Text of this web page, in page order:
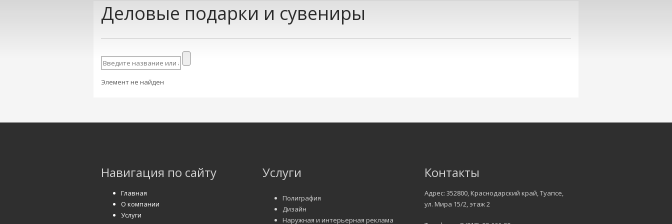
Деловые подарки и сувениры
Элемент не найден
Навигация по сайту
Главная
О компании
Услуги
Услуги
Полиграфия
Дизайн
Наружная и интерьерная реклама
Контакты
Адрес: 352800, Краснодарский край, Туапсе,
ул. Мира 15/2, этаж 2